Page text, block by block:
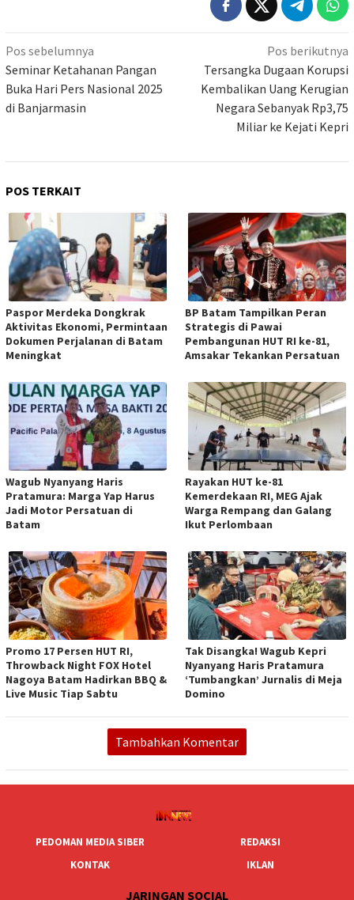
Navigasi
pos
Pos sebelumnya
Seminar Ketahanan Pangan
Buka Hari Pers Nasional 2025
di Banjarmasin
Pos berikutnya
Tersangka Dugaan Korupsi
Kembalikan Uang Kerugian
Negara Sebanyak Rp3,75
Miliar ke Kejati Kepri
POS TERKAIT
Paspor Merdeka Dongkrak
Aktivitas Ekonomi, Permintaan
Dokumen Perjalanan di Batam
Meningkat
BP Batam Tampilkan Peran
Strategis di Pawai
Pembangunan HUT RI ke-81,
Amsakar Tekankan Persatuan
Wagub Nyanyang Haris
Pratamura: Marga Yap Harus
Jadi Motor Persatuan di
Batam
Rayakan HUT ke-81
Kemerdekaan RI, MEG Ajak
Warga Rempang dan Galang
Ikut Perlombaan
Promo 17 Persen HUT RI,
Throwback Night FOX Hotel
Nagoya Batam Hadirkan BBQ &
Live Music Tiap Sabtu
Tak Disangka! Wagub Kepri
Nyanyang Haris Pratamura
‘Tumbangkan’ Jurnalis di Meja
Domino
Tambahkan Komentar
PEDOMAN MEDIA SIBER
REDAKSI
KONTAK
IKLAN
JARINGAN SOCIAL